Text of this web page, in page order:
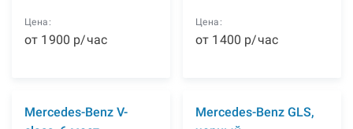
Цена:
от 1900 р/час
Цена:
от 1400 р/час
Mercedes-Benz V-
Mercedes-Benz GLS,